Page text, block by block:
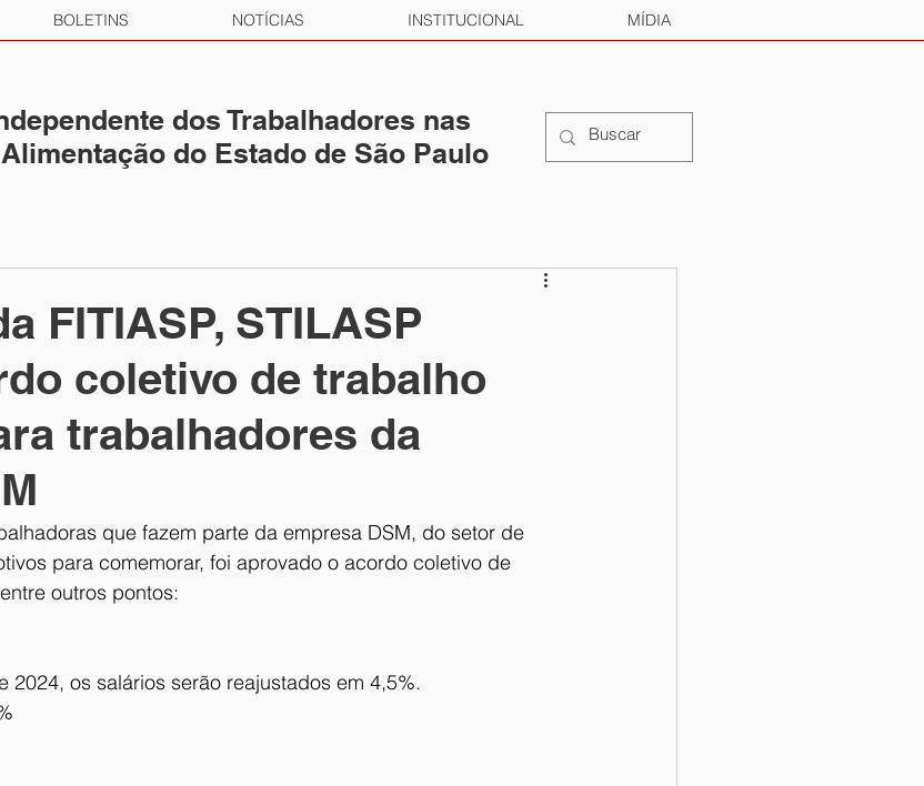
BOLETINS NOTÍCIAS INSTITUCIONAL MÍDIA
dos Trabalhadores nas
do Estado de São Paulo
FITIASP, STILASP
coletivo de trabalho
trabalhadores da
que fazem parte da empresa DSM, do setor de
para comemorar, foi aprovado o acordo coletivo de
outros pontos:
2024, os salários serão reajustados em 4,5%.